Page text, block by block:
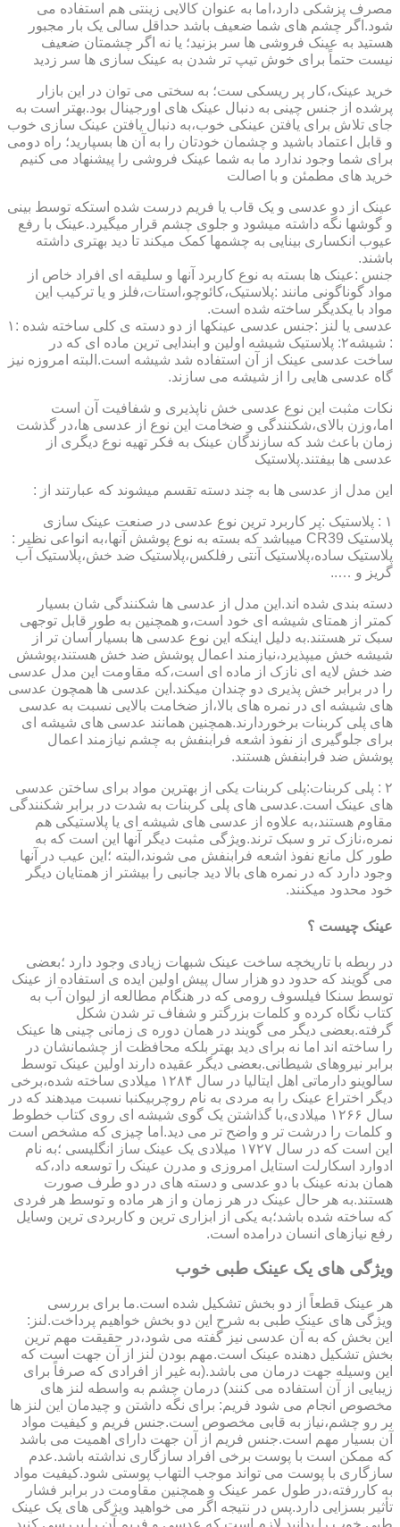
مصرف پزشکی دارد،اما به عنوان کالایی زینتی هم استفاده می
شود.اگر چشم های شما ضعیف باشد حداقل سالی یک بار مجبور
هستید به عینک فروشی ها سر بزنید؛ یا نه اگر چشمتان ضعیف
نیست حتماً برای خوش تیپ تر شدن به عینک سازی ها سر زدید
خرید عینک،کار پر ریسکی ست؛ به سختی می توان در این بازار
پرشده از جنس چینی به دنبال عینک های اورجینال بود.بهتر است به
جای تلاش برای یافتن عینکی خوب،به دنبال یافتن عینک سازی خوب
و قابل اعتماد باشید و چشمان خودتان را به آن ها بسپارید؛ راه دومی
برای شما وجود ندارد ما به شما عینک فروشی را پیشنهاد می کنیم
خرید های مطمئن و با اصالت
عینک از دو عدسی و یک قاب یا فریم درست شده استکه توسط بینی
و گوشها نگه داشته میشود و جلوی چشم قرار میگیرد.عینک با رفع
عیوب انکساری بینایی به چشمها کمک میکند تا دید بهتری داشته
باشند.
جنس :عینک ها بسته به نوع کاربرد آنها و سلیقه ای افراد خاص از
مواد گوناگونی مانند :پلاستیک،کائوچو،استات،فلز و یا ترکیب این
مواد با یکدیگر ساخته شده است.
عدسی یا لنز :جنس عدسی عینکها از دو دسته ی کلی ساخته شده :۱
: شیشه۲: پلاستیک شیشه اولین و ابندایی ترین ماده ای که در
ساخت عدسی عینک از آن استفاده شد شیشه است.البته امروزه نیز
گاه عدسی هایی را از شیشه می سازند.
نکات مثبت این نوع عدسی خش ناپذیری و شفافیت آن است
اما،وزن بالای،شکنندگی و ضخامت این نوع از عدسی ها،در گذشت
زمان باعث شد که سازندگان عینک به فکر تهیه نوع دیگری از
عدسی ها بیفتند.پلاستیک
این مدل از عدسی ها به چند دسته تقسم میشوند که عبارتند از :
۱ : پلاستیک :پر کاربرد ترین نوع عدسی در صنعت عینک سازی
پلاستیک CR39 میباشد که بسته به نوع پوشش آنها،به انواعی نظیر :
پلاستیک ساده،پلاستیک آنتی رفلکس،پلاستیک ضد خش،پلاستیک آب
گریز و …..
دسته بندی شده اند.این مدل از عدسی ها شکنندگی شان بسیار
کمتر از همتای شیشه ای خود است،و همچنین به طور قابل توجهی
سبک تر هستند.به دلیل اینکه این نوع عدسی ها بسیار آسان تر از
شیشه خش میپذیرد،نیازمند اعمال پوشش ضد خش هستند،پوشش
ضد خش لایه ای نازک از ماده ای است،که مقاومت این مدل عدسی
را در برابر خش پذیری دو چندان میکند.این عدسی ها همچون عدسی
های شیشه ای در نمره های بالا،از ضخامت بالایی نسبت به عدسی
های پلی کربنات برخوردارند.همچنین همانند عدسی های شیشه ای
برای جلوگیری از نفوذ اشعه فرابنفش به چشم نیازمند اعمال
پوشش ضد فرابنفش هستند.
۲ : پلی کربنات:پلی کربنات یکی از بهترین مواد برای ساختن عدسی
های عینک است.عدسی های پلی کربنات به شدت در برابر شکنندگی
مقاوم هستند،به علاوه از عدسی های شیشه ای یا پلاستیکی هم
نمره،نازک تر و سبک ترند.ویژگی مثبت دیگر آنها این است که به
طور کل مانع نفوذ اشعه فرابنفش می شوند،البته ؛این عیب در آنها
وجود دارد که در نمره های بالا دید جانبی را بیشتر از همتایان دیگر
خود محدود میکنند.
عینک چیست ؟
در ربطه با تاریخچه ساخت عینک شبهات زیادی وجود دارد ؛بعضی
می گویند که حدود دو هزار سال پیش اولین ایده ی استفاده از عینک
توسط سنکا فیلسوف رومی که در هنگام مطالعه از لیوان آب به
کتاب نگاه کرده و کلمات بزرگتر و شفاف تر شدن شکل
گرفته.بعضی دیگر می گویند در همان دوره ی زمانی چینی ها عینک
را ساخته اند اما نه برای دید بهتر بلکه محافظت از چشمانشان در
برابر نیروهای شیطانی.بعضی دیگر عقیده دارند اولین عینک توسط
سالوینو دارماتی اهل ایتالیا در سال ۱۲۸۴ میلادی ساخته شده،برخی
دیگر اختراع عینک را به مردی به نام روچربیکنبا نسبت میدهند که در
سال ۱۲۶۶ میلادی،با گذاشتن یک گوی شیشه ای روی کتاب خطوط
و کلمات را درشت تر و واضح تر می دید.اما چیزی که مشخص است
این است که در سال ۱۷۲۷ میلادی یک عینک ساز انگلیسی ؛به نام
ادوارد اسکارلت استایل امروزی و مدرن عینک را توسعه داد،که
همان بدنه عینک با دو عدسی و دسته های در دو طرف صورت
هستند.به هر حال عینک در هر زمان و از هر ماده و توسط هر فردی
که ساخته شده باشد؛به یکی از ابزاری ترین و کاربردی ترین وسایل
رفع نیازهای انسان درامده است.
ویژگی های یک عینک طبی خوب
هر عینک قطعاً از دو بخش تشکیل شده است.ما برای بررسی
ویژگی های عینک طبی به شرح این دو بخش خواهیم پرداخت.لنز:
این بخش که به آن عدسی نیز گفته می شود،در حقیقت مهم ترین
بخش تشکیل دهنده عینک است.مهم بودن لنز از آن جهت است که
این وسیله جهت درمان می باشد.(به غیر از افرادی که صرفاً برای
زیبایی از آن استفاده می کنند) درمان چشم به واسطه لنز های
مخصوص انجام می شود فریم: برای نگه داشتن و چیدمان این لنز ها
بر رو چشم،نیاز به قابی مخصوص است.جنس فریم و کیفیت مواد
آن بسیار مهم است.جنس فریم از آن جهت دارای اهمیت می باشد
که ممکن است با پوست برخی افراد سازگاری نداشته باشد.عدم
سازگاری با پوست می تواند موجب التهاب پوستی شود.کیفیت مواد
به کاررفته،در طول عمر عینک و همچنین مقاومت در برابر فشار
تأثیر بسزایی دارد.پس در نتیجه اگر می خواهید ویژگی های یک عینک